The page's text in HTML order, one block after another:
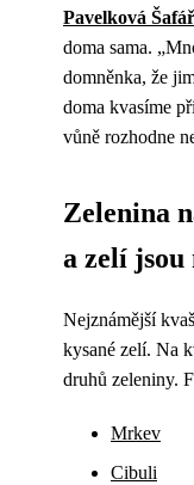
Pavelková
doma sama.
domněnka, že
doma kvasíme
vůně rozhodne
Zelenina
a zelí jsou
Nejznámější
kysané zelí. Na
druhů zeleniny.
Mrkev
Cibuli